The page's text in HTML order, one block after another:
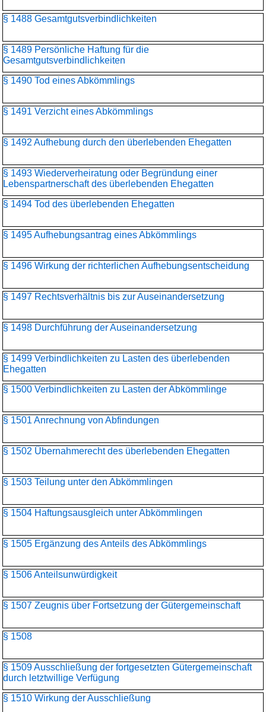
§ 1488 Gesamtgutsverbindlichkeiten
§ 1489 Persönliche Haftung für die
Gesamtgutsverbindlichkeiten
§ 1490 Tod eines Abkömmlings
§ 1491 Verzicht eines Abkömmlings
§ 1492 Aufhebung durch den überlebenden Ehegatten
§ 1493 Wiederverheiratung oder Begründung einer
Lebenspartnerschaft des überlebenden Ehegatten
§ 1494 Tod des überlebenden Ehegatten
§ 1495 Aufhebungsantrag eines Abkömmlings
§ 1496 Wirkung der richterlichen Aufhebungsentscheidung
§ 1497 Rechtsverhältnis bis zur Auseinandersetzung
§ 1498 Durchführung der Auseinandersetzung
§ 1499 Verbindlichkeiten zu Lasten des überlebenden
Ehegatten
§ 1500 Verbindlichkeiten zu Lasten der Abkömmlinge
§ 1501 Anrechnung von Abfindungen
§ 1502 Übernahmerecht des überlebenden Ehegatten
§ 1503 Teilung unter den Abkömmlingen
§ 1504 Haftungsausgleich unter Abkömmlingen
§ 1505 Ergänzung des Anteils des Abkömmlings
§ 1506 Anteilsunwürdigkeit
§ 1507 Zeugnis über Fortsetzung der Gütergemeinschaft
§ 1508
§ 1509 Ausschließung der fortgesetzten Gütergemeinschaft
durch letztwillige Verfügung
§ 1510 Wirkung der Ausschließung